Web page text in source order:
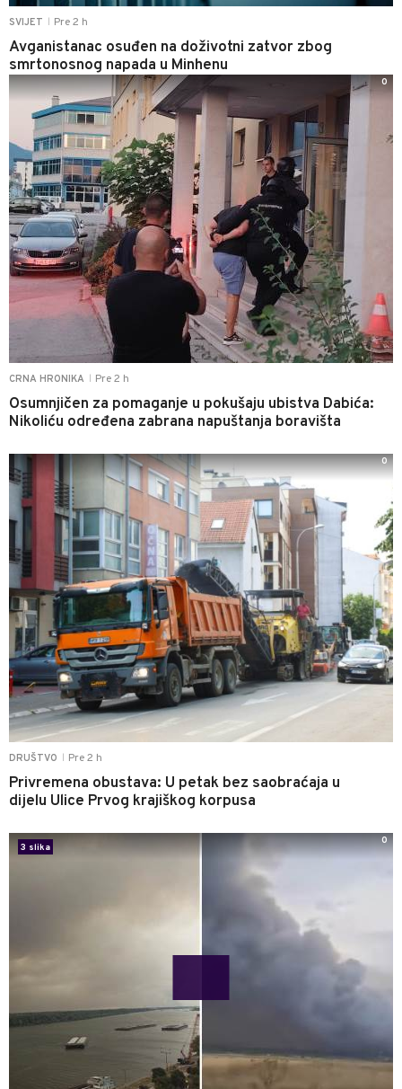
SVIJET Pre 2 h
Avganistanac osuđen na doživotni zatvor zbog
smrtonosnog napada u Minhenu
CRNA HRONIKA Pre 2 h
Osumnjičen za pomaganje u pokušaju ubistva Dabića:
Nikoliću određena zabrana napuštanja boravišta
0
DRUŠTVO Pre 2 h
Privremena obustava: U petak bez saobraćaja u
dijelu Ulice Prvog krajiškog korpusa
0
3 slika
0